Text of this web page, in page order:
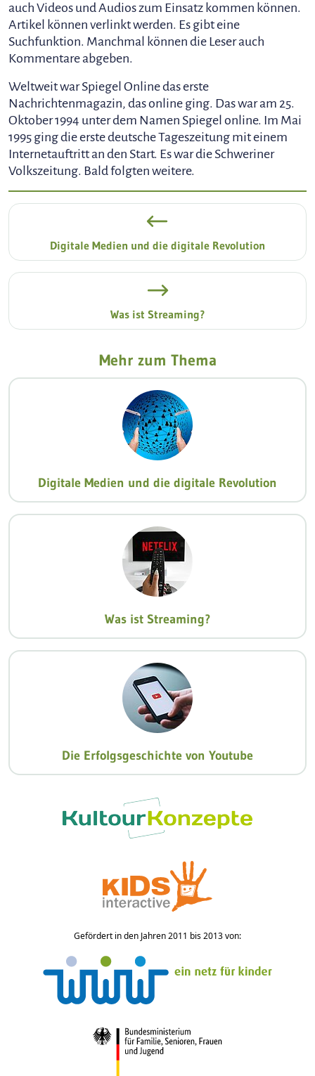
auch Videos und Audios zum Einsatz kommen können.
Artikel können verlinkt werden. Es gibt eine
Suchfunktion. Manchmal können die Leser auch
Kommentare abgeben.
Weltweit war Spiegel Online das erste
Nachrichtenmagazin, das online ging. Das war am 25.
Oktober 1994 unter dem Namen Spiegel online. Im Mai
1995 ging die erste deutsche Tageszeitung mit einem
Internetauftritt an den Start. Es war die Schweriner
Volkszeitung. Bald folgten weitere.
Digitale Medien und die digitale Revolution
Was ist Streaming?
Mehr zum Thema
Digitale Medien und die digitale Revolution
Was ist Streaming?
Die Erfolgsgeschichte von Youtube
Gefördert in den Jahren 2011 bis 2013 von: